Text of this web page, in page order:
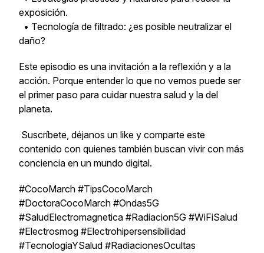
exposición.
• Tecnología de filtrado: ¿es posible neutralizar el
daño?
Este episodio es una invitación a la reflexión y a la
acción. Porque entender lo que no vemos puede ser
el primer paso para cuidar nuestra salud y la del
planeta.
Suscríbete, déjanos un like y comparte este
contenido con quienes también buscan vivir con más
conciencia en un mundo digital.
#CocoMarch #TipsCocoMarch
#DoctoraCocoMarch #Ondas5G
#SaludElectromagnetica #Radiacion5G #WiFiSalud
#Electrosmog #Electrohipersensibilidad
#TecnologiaYSalud #RadiacionesOcultas